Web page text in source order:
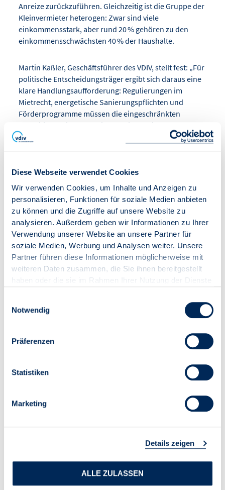
Diese Webseite verwendet Cookies
Wir verwenden Cookies, um Inhalte und Anzeigen zu
personalisieren, Funktionen für soziale Medien anbieten
zu können und die Zugriffe auf unsere Website zu
analysieren. Außerdem geben wir Informationen zu Ihrer
Verwendung unserer Website an unsere Partner für
soziale Medien, Werbung und Analysen weiter. Unsere
Partner führen diese Informationen möglicherweise mit
weiteren Daten zusammen, die Sie ihnen bereitgestellt
haben oder die sie im Rahmen Ihrer Nutzung der Dienste
Notwendig
Präferenzen
Statistiken
Marketing
Details zeigen
ALLE ZULASSEN
Anreize zurückzuführen. Gleichzeitig ist die Gruppe der
Kleinvermieter heterogen: Zwar sind viele
einkommensstark, aber rund 20 % gehören zu den
einkommensschwächsten 40 % der Haushalte.
Martin Kaßler, Geschäftsführer des VDIV, stellt fest: „Für
politische Entscheidungsträger ergibt sich daraus eine
klare Handlungsaufforderung: Regulierungen im
Mietrecht, energetische Sanierungspflichten und
Förderprogramme müssen die eingeschränkten
Investitionsspielräume vieler Kleinvermieter
berücksichtigen. Denn diese Gruppe wird bei der
Sanierungsbedarfs von über 70 Milliarden Euro, wovon
rechnerisch rund 25 Milliarden Euro auf die privaten
Vermieter entfallen.“
Unzureichend ausgestaltete Vorgaben oder einseitige
Belastungen könnten laut IW unbeabsichtigte
Nebenwirkungen nach sich ziehen, etwa eine sinkende
Bereitschaft zur Bestandserhaltung oder geringere
Investitionen in die Wohnqualität. Die Studie
unterstreicht zudem, dass eine differenzierte
Vermietungseinheiten gezielt adressiert, auch im Sinne
der sozialen und strukturellen Stabilität des deutschen
Kleinvermieter ist damit nicht nur
“Private Kleinvermieter dominieren den Wohnungsmarkt, stehen
aber zunehmend unter Druck” erschien am 15.07.2025